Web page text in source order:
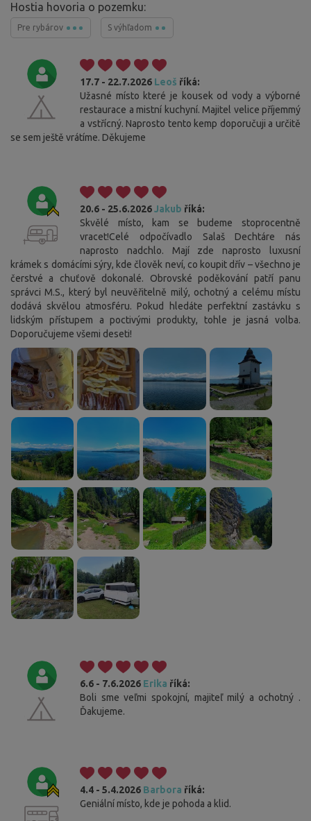
Hostia hovoria o pozemku:
Pre rybárov S výhľadom
17.7 - 22.7.2026 Leoš říká:
Užasné místo které je kousek od vody a výborné
restaurace a mistní kuchyní. Majitel velice příjemmý
a vstřícný. Naprosto tento kemp doporučuji a určitě
se sem ještě vrátíme. Děkujeme
20.6 - 25.6.2026Jakub říká:
Skvělé místo, kam se budeme stoprocentně
vracet!Celé odpočívadlo Salaš Dechtáre nás
naprosto nadchlo. Mají zde naprosto luxusní
krámek s domácími sýry, kde člověk neví, co koupit dřív – všechno je
čerstvé a chuťově dokonalé. Obrovské poděkování patří panu
správci M.S., který byl neuvěřitelně milý, ochotný a celému místu
dodává skvělou atmosféru. Pokud hledáte perfektní zastávku s
lidským přístupem a poctivými produkty, tohle je jasná volba.
Doporučujeme všemi deseti!
6.6 - 7.6.2026 Erika říká:
Boli sme veľmi spokojní, majiteľ milý a ochotný .
Ďakujeme.
4.4 - 5.4.2026 Barbora říká:
Geniální místo, kde je pohoda a klid.